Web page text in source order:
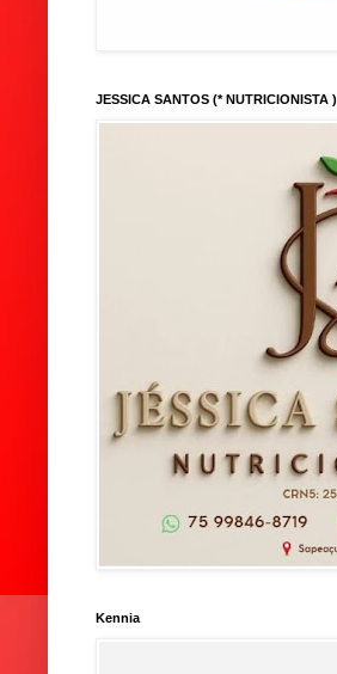
JESSICA SANTOS (* NUTRICIONISTA )
Kennia